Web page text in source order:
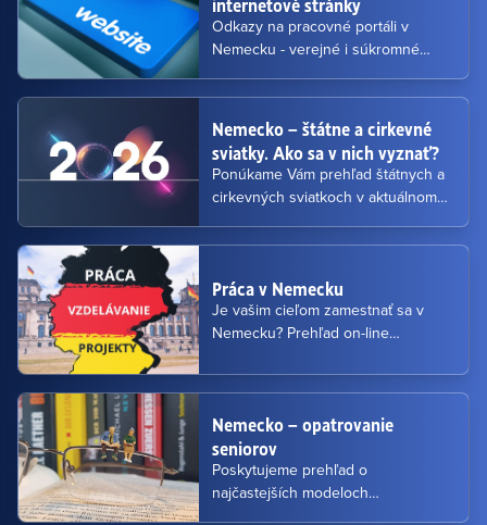
Odkazy na pracovné portáli v
Nemecku - verejné i súkromné
Bundesagentur für Arbeit -
Jobbörse
Nemecko – štátne a cirkevné
sviatky. Ako sa v nich vyznať?
Ponúkame Vám prehľad štátnych a
cirkevných sviatkoch v aktuálnom
ich prehľad, ale i vysvetlenie prečo
spolkových krajinách líši.
Práca v Nemecku
Je vašim cieľom zamestnať sa v
Nemecku? Prehľad on-line
časti 4.
Nemecko – opatrovanie
seniorov
Poskytujeme prehľad o
najčastejších modeloch